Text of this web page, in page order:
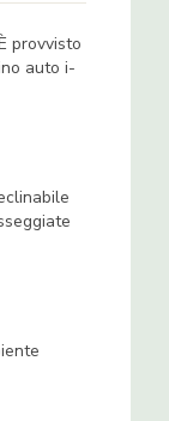
provvisto
auto i-